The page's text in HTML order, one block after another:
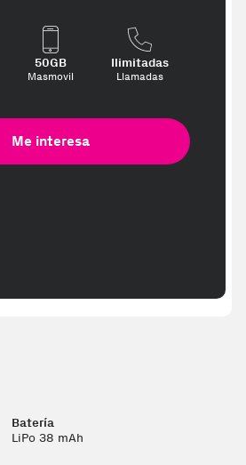
50GB
Masmovil
Ilimitadas
Llamadas
Me interesa
Batería
LiPo 38 mAh